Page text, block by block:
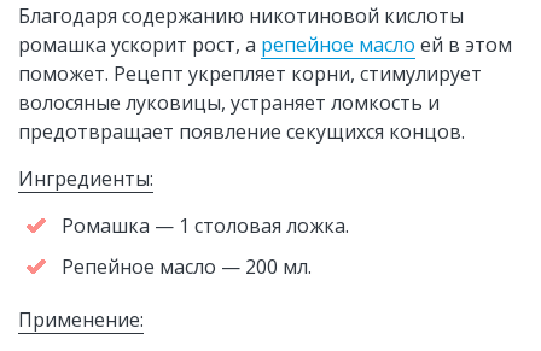
Благодаря содержанию никотиновой кислоты
ромашка ускорит рост, а репейное масло ей в этом
поможет. Рецепт укрепляет корни, стимулирует
волосяные луковицы, устраняет ломкость и
предотвращает появление секущихся концов.
Ингредиенты:
Ромашка — 1 столовая ложка.
Репейное масло — 200 мл.
Применение: